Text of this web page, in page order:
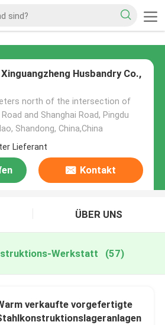
Husbandry Co.,
north of the intersection of
and Shanghai Road, Pingdu
Shandong, China,China
Lieferant
Kontakt
ÜBER UNS
Werkstatt (57)
verkaufte vorgefertigte